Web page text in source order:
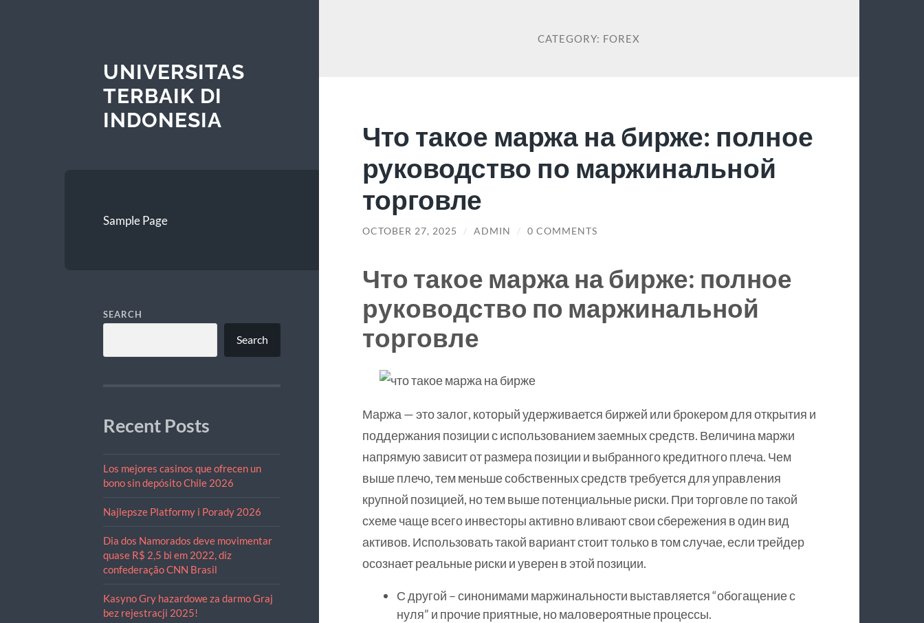
UNIVERSITAS
TERBAIK DI
INDONESIA
Sample Page
SEARCH
Search
Recent Posts
Los mejores casinos que ofrecen un
bono sin depósito Chile 2026
Najlepsze Platformy i Porady 2026
Dia dos Namorados deve movimentar
quase R$ 2,5 bi em 2022, diz
confederação CNN Brasil
Kasyno Gry hazardowe za darmo Graj
bez rejestracji 2025! ​
CATEGORY: FOREX
Что такое маржа на бирже: полное
руководство по маржинальной
торговле
OCTOBER 27, 2025 / ADMIN / 0 COMMENTS
Что такое маржа на бирже: полное
руководство по маржинальной
торговле
Маржа — это залог, который удерживается биржей или брокером для открытия и
поддержания позиции с использованием заемных средств. Величина маржи
напрямую зависит от размера позиции и выбранного кредитного плеча. Чем
выше плечо, тем меньше собственных средств требуется для управления
крупной позицией, но тем выше потенциальные риски. При торговле по такой
схеме чаще всего инвесторы активно вливают свои сбережения в один вид
активов. Использовать такой вариант стоит только в том случае, если трейдер
осознает реальные риски и уверен в этой позиции.
С другой – синонимами маржинальности выставляется “обогащение с
нуля” и прочие приятные, но маловероятные процессы.